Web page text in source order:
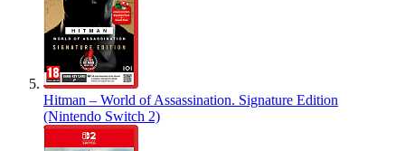
Hitman – World of Assassination. Signature Edition
(Nintendo Switch 2)